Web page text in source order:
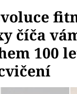
číča
100